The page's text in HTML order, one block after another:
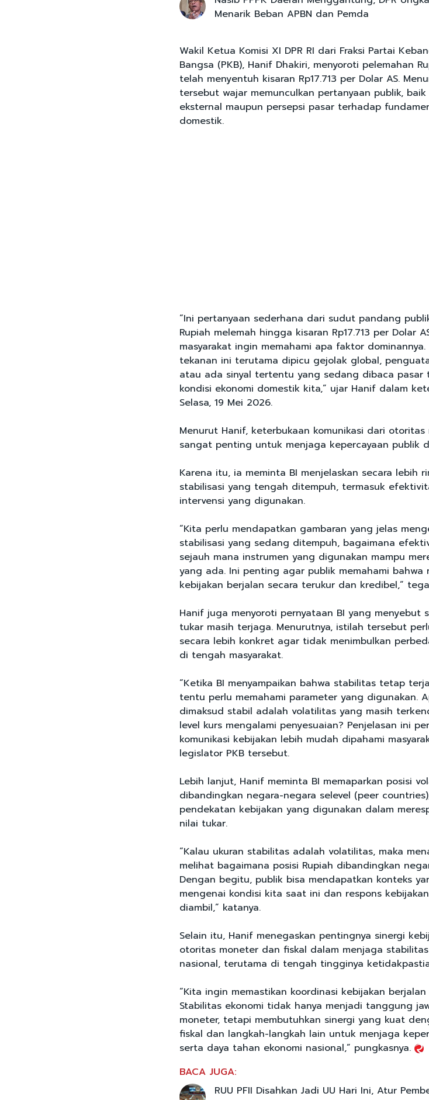
Menarik Beban APBN dan Pemda
Wakil Ketua Komisi XI DPR RI dari Fraksi Partai
Bangsa (PKB), Hanif Dhakiri, menyoroti pelemahan
telah menyentuh kisaran Rp17.713 per Dolar AS.
tersebut wajar memunculkan pertanyaan publik,
eksternal maupun persepsi pasar terhadap
domestik.
“Ini pertanyaan sederhana dari sudut pandang
Rupiah melemah hingga kisaran Rp17.713 per Dolar
masyarakat ingin memahami apa faktor dominannya.
tekanan ini terutama dipicu gejolak global,
atau ada sinyal tertentu yang sedang dibaca pasar
kondisi ekonomi domestik kita,” ujar Hanif dalam
Selasa, 19 Mei 2026.
Menurut Hanif, keterbukaan komunikasi dari otoritas
sangat penting untuk menjaga kepercayaan publik
Karena itu, ia meminta BI menjelaskan secara lebih
stabilisasi yang tengah ditempuh, termasuk
intervensi yang digunakan.
“Kita perlu mendapatkan gambaran yang jelas
stabilisasi yang sedang ditempuh, bagaimana
sejauh mana instrumen yang digunakan mampu
yang ada. Ini penting agar publik memahami bahwa
kebijakan berjalan secara terukur dan kredibel,”
Hanif juga menyoroti pernyataan BI yang menyebut
tukar masih terjaga. Menurutnya, istilah tersebut
secara lebih konkret agar tidak menimbulkan
di tengah masyarakat.
“Ketika BI menyampaikan bahwa stabilitas tetap
tentu perlu memahami parameter yang digunakan.
dimaksud stabil adalah volatilitas yang masih
level kurs mengalami penyesuaian? Penjelasan ini
komunikasi kebijakan lebih mudah dipahami
legislator PKB tersebut.
Lebih lanjut, Hanif meminta BI memaparkan posisi
dibandingkan negara-negara selevel (peer
pendekatan kebijakan yang digunakan dalam
nilai tukar.
“Kalau ukuran stabilitas adalah volatilitas, maka
melihat bagaimana posisi Rupiah dibandingkan
Dengan begitu, publik bisa mendapatkan konteks
mengenai kondisi kita saat ini dan respons
diambil,” katanya.
Selain itu, Hanif menegaskan pentingnya sinergi
otoritas moneter dan fiskal dalam menjaga
nasional, terutama di tengah tingginya
“Kita ingin memastikan koordinasi kebijakan berjalan
Stabilitas ekonomi tidak hanya menjadi tanggung
moneter, tetapi membutuhkan sinergi yang kuat
fiskal dan langkah-langkah lain untuk menjaga
serta daya tahan ekonomi nasional,” pungkasnya.
BACA JUGA:
RUU PFII Disahkan Jadi UU Hari Ini, Atur